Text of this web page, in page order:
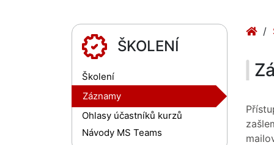
ŠKOLENÍ
Školení
Záznamy
Ohlasy účastníků kurzů
Návody MS Teams